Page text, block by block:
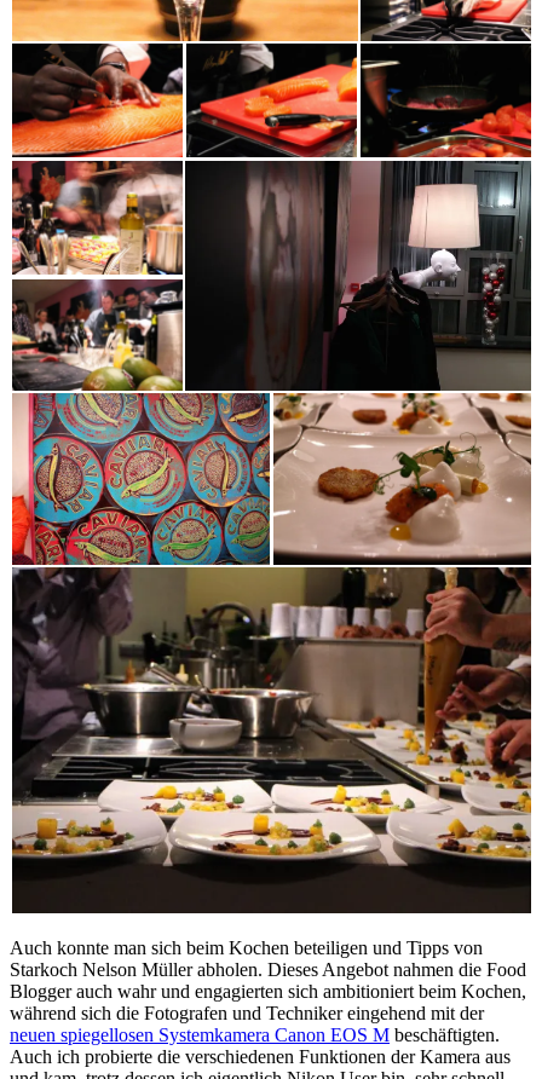
Auch konnte man sich beim Kochen beteiligen und Tipps von
Starkoch Nelson Müller abholen. Dieses Angebot nahmen die Food
Blogger auch wahr und engagierten sich ambitioniert beim Kochen,
während sich die Fotografen und Techniker eingehend mit der
neuen spiegellosen Systemkamera Canon EOS M beschäftigten.
Auch ich probierte die verschiedenen Funktionen der Kamera aus